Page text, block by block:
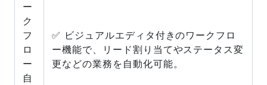
ー
ク
フ
ロ
ー
自
✅ ビジュアルエディタ付きのワークフロ
ー機能で、リード割り当てやステータス変
更などの業務を自動化可能。